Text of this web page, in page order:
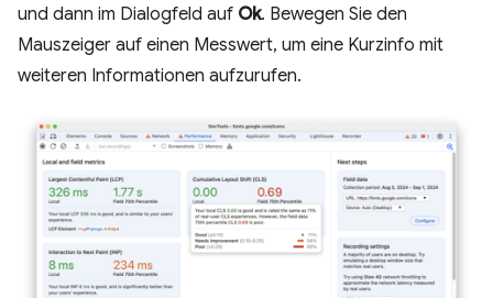
und dann im Dialogfeld auf Ok. Bewegen Sie den
Mauszeiger auf einen Messwert, um eine Kurzinfo mit
weiteren Informationen aufzurufen.